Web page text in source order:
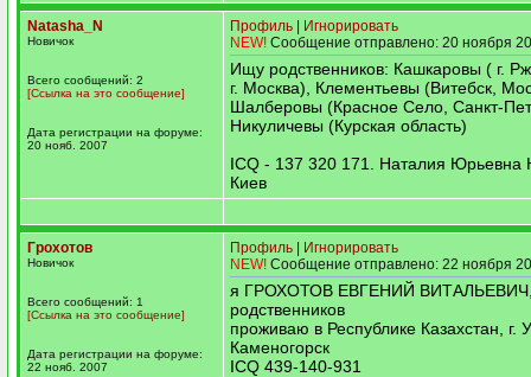
Natasha_N
Новичок
Всего сообщений: 2
[Ссылка на это сообщение]
Дата регистрации на форуме:
20 нояб. 2007
Профиль
Игнорировать
NEW! Сообщение отправлено: 20 ноября
Ищу родственников: Кашкаровы ( г.
г. Москва), Клементьевы (Витебск,
Шалберовы (Красное Село, Санкт-
Никуличевы (Курская область)
ICQ - 137 320 171. Наталия Юрьевна
Киев
Грохотов
Новичок
Всего сообщений: 1
[Ссылка на это сообщение]
Дата регистрации на форуме:
22 нояб. 2007
Профиль
Игнорировать
NEW! Сообщение отправлено: 22 ноября
я ГРОХОТОВ ЕВГЕНИЙ
родственников
проживаю в Республике Казахстан, г.
Каменогорск
ICQ 439-140-931